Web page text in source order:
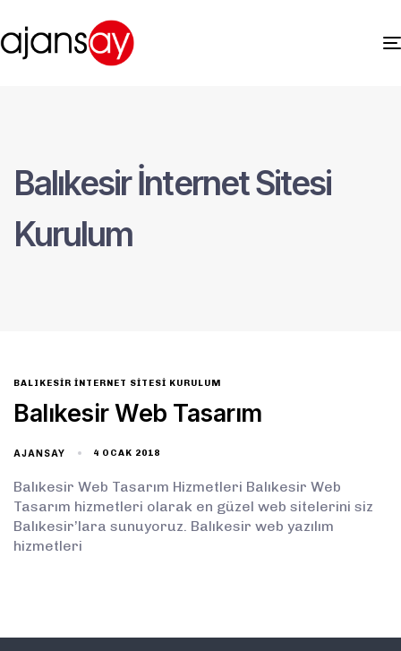
Balıkesir İnternet Sitesi
Kurulum
BALIKESIR İNTERNET SITESI KURULUM
Balıkesir Web Tasarım
AJANSAY 4 OCAK 2018
Balıkesir Web Tasarım Hizmetleri Balıkesir Web
Tasarım hizmetleri olarak en güzel web sitelerini siz
Balıkesir’lara sunuyoruz. Balıkesir web yazılım
hizmetleri